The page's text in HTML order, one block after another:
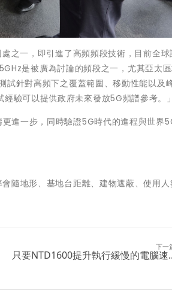
之一，即引進了高頻頻段技術，目前全球
是被廣為討論的頻段之一，尤其亞太
試針對高頻下之覆蓋範圍、移動性能以及
驗可以提供政府未來發放5G頻譜參考。
進一步，同時驗證5G時代的進程與世界
隨地形、基地台距離、建物遮蔽、使用
下一
只要NTD1600提升執行緩慢的電腦速